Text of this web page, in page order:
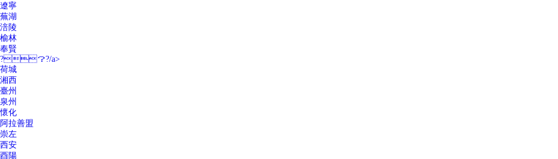
遼寧
蕪湖
涪陵
榆林
奉賢
?？?/a>
荷城
湘西
臺州
泉州
懷化
阿拉善盟
崇左
西安
酉陽